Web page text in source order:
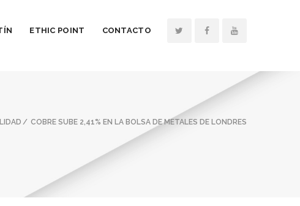
ETHIC POINT CONTACTO
COBRE SUBE 2,41% EN LA BOLSA DE METALES DE LONDRES